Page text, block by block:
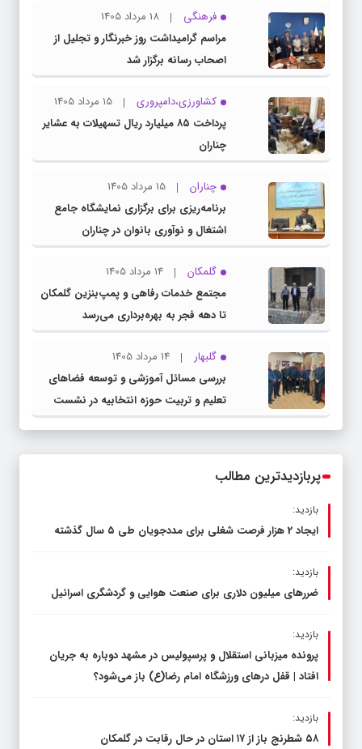
فرهنگی
18 مرداد 1405
مراسم گرامیداشت روز خبرنگار و تجلیل از
اصحاب رسانه برگزار شد
کشاورزی،دامپروری
15 مرداد 1405
پرداخت ۸۵ میلیارد ریال تسهیلات به عشایر
چناران
چناران
15 مرداد 1405
برنامه‌ریزی برای برگزاری نمایشگاه جامع
اشتغال و نوآوری بانوان در چناران
گلمکان
14 مرداد 1405
مجتمع خدمات رفاهی و پمپ‌بنزین گلمکان
تا دهه فجر به بهره‌برداری می‌رسد
گلبهار
14 مرداد 1405
بررسی مسائل آموزشی و توسعه فضاهای
تعلیم و تربیت حوزه انتخابیه در نشست
مشترک عضو کمیسیون آموزش مجلس با
پربازدیدترین مطالب
بازدید:
ایجاد 2 هزار فرصت شغلی برای مددجویان طی ۵ سال گذشته
بازدید:
ضررهای میلیون دلاری برای صنعت هوایی و گردشگری اسرائیل
بازدید:
پرونده میزبانی استقلال و پرسپولیس در مشهد دوباره به جریان
افتاد | قفل در‌های ورزشگاه امام رضا(ع) باز می‌شود؟
بازدید:
۵۸ شطرنج‌ باز از ۱۷ استان در حال رقابت در گلمکان